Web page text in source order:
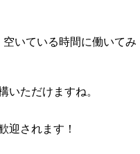
いている時間に働いてみ
いただけますね。
迎されます！